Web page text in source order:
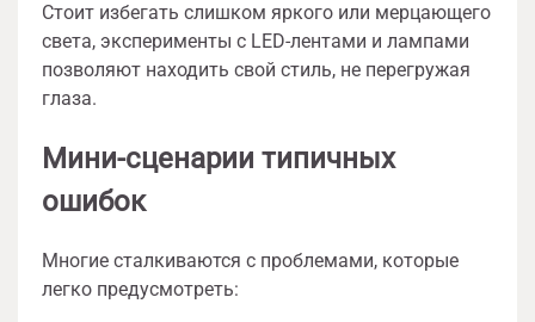
Стоит избегать слишком яркого или мерцающего
света, эксперименты с LED-лентами и лампами
позволяют находить свой стиль, не перегружая
глаза.
Мини-сценарии типичных
ошибок
Многие сталкиваются с проблемами, которые
легко предусмотреть: